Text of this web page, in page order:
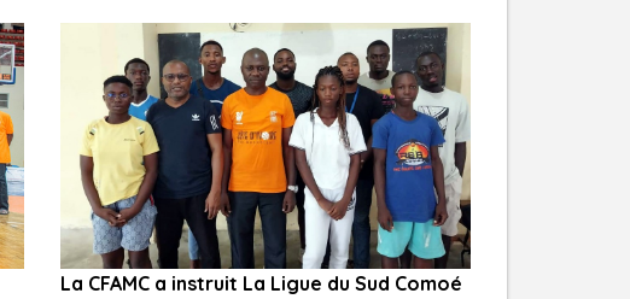
La CFAMC a instruit La Ligue du Sud Comoé